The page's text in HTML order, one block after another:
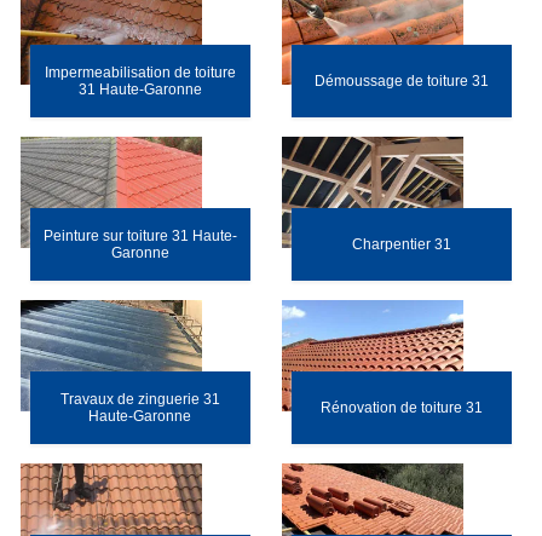
Impermeabilisation de toiture
31 Haute-Garonne
Démoussage de toiture 31
Peinture sur toiture 31 Haute-
Garonne
Charpentier 31
Travaux de zinguerie 31
Haute-Garonne
Rénovation de toiture 31